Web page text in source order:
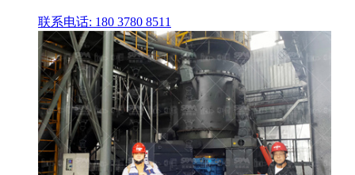
联系电话: 180 3780 8511